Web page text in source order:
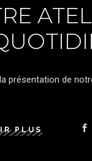
présentation de
PLUS